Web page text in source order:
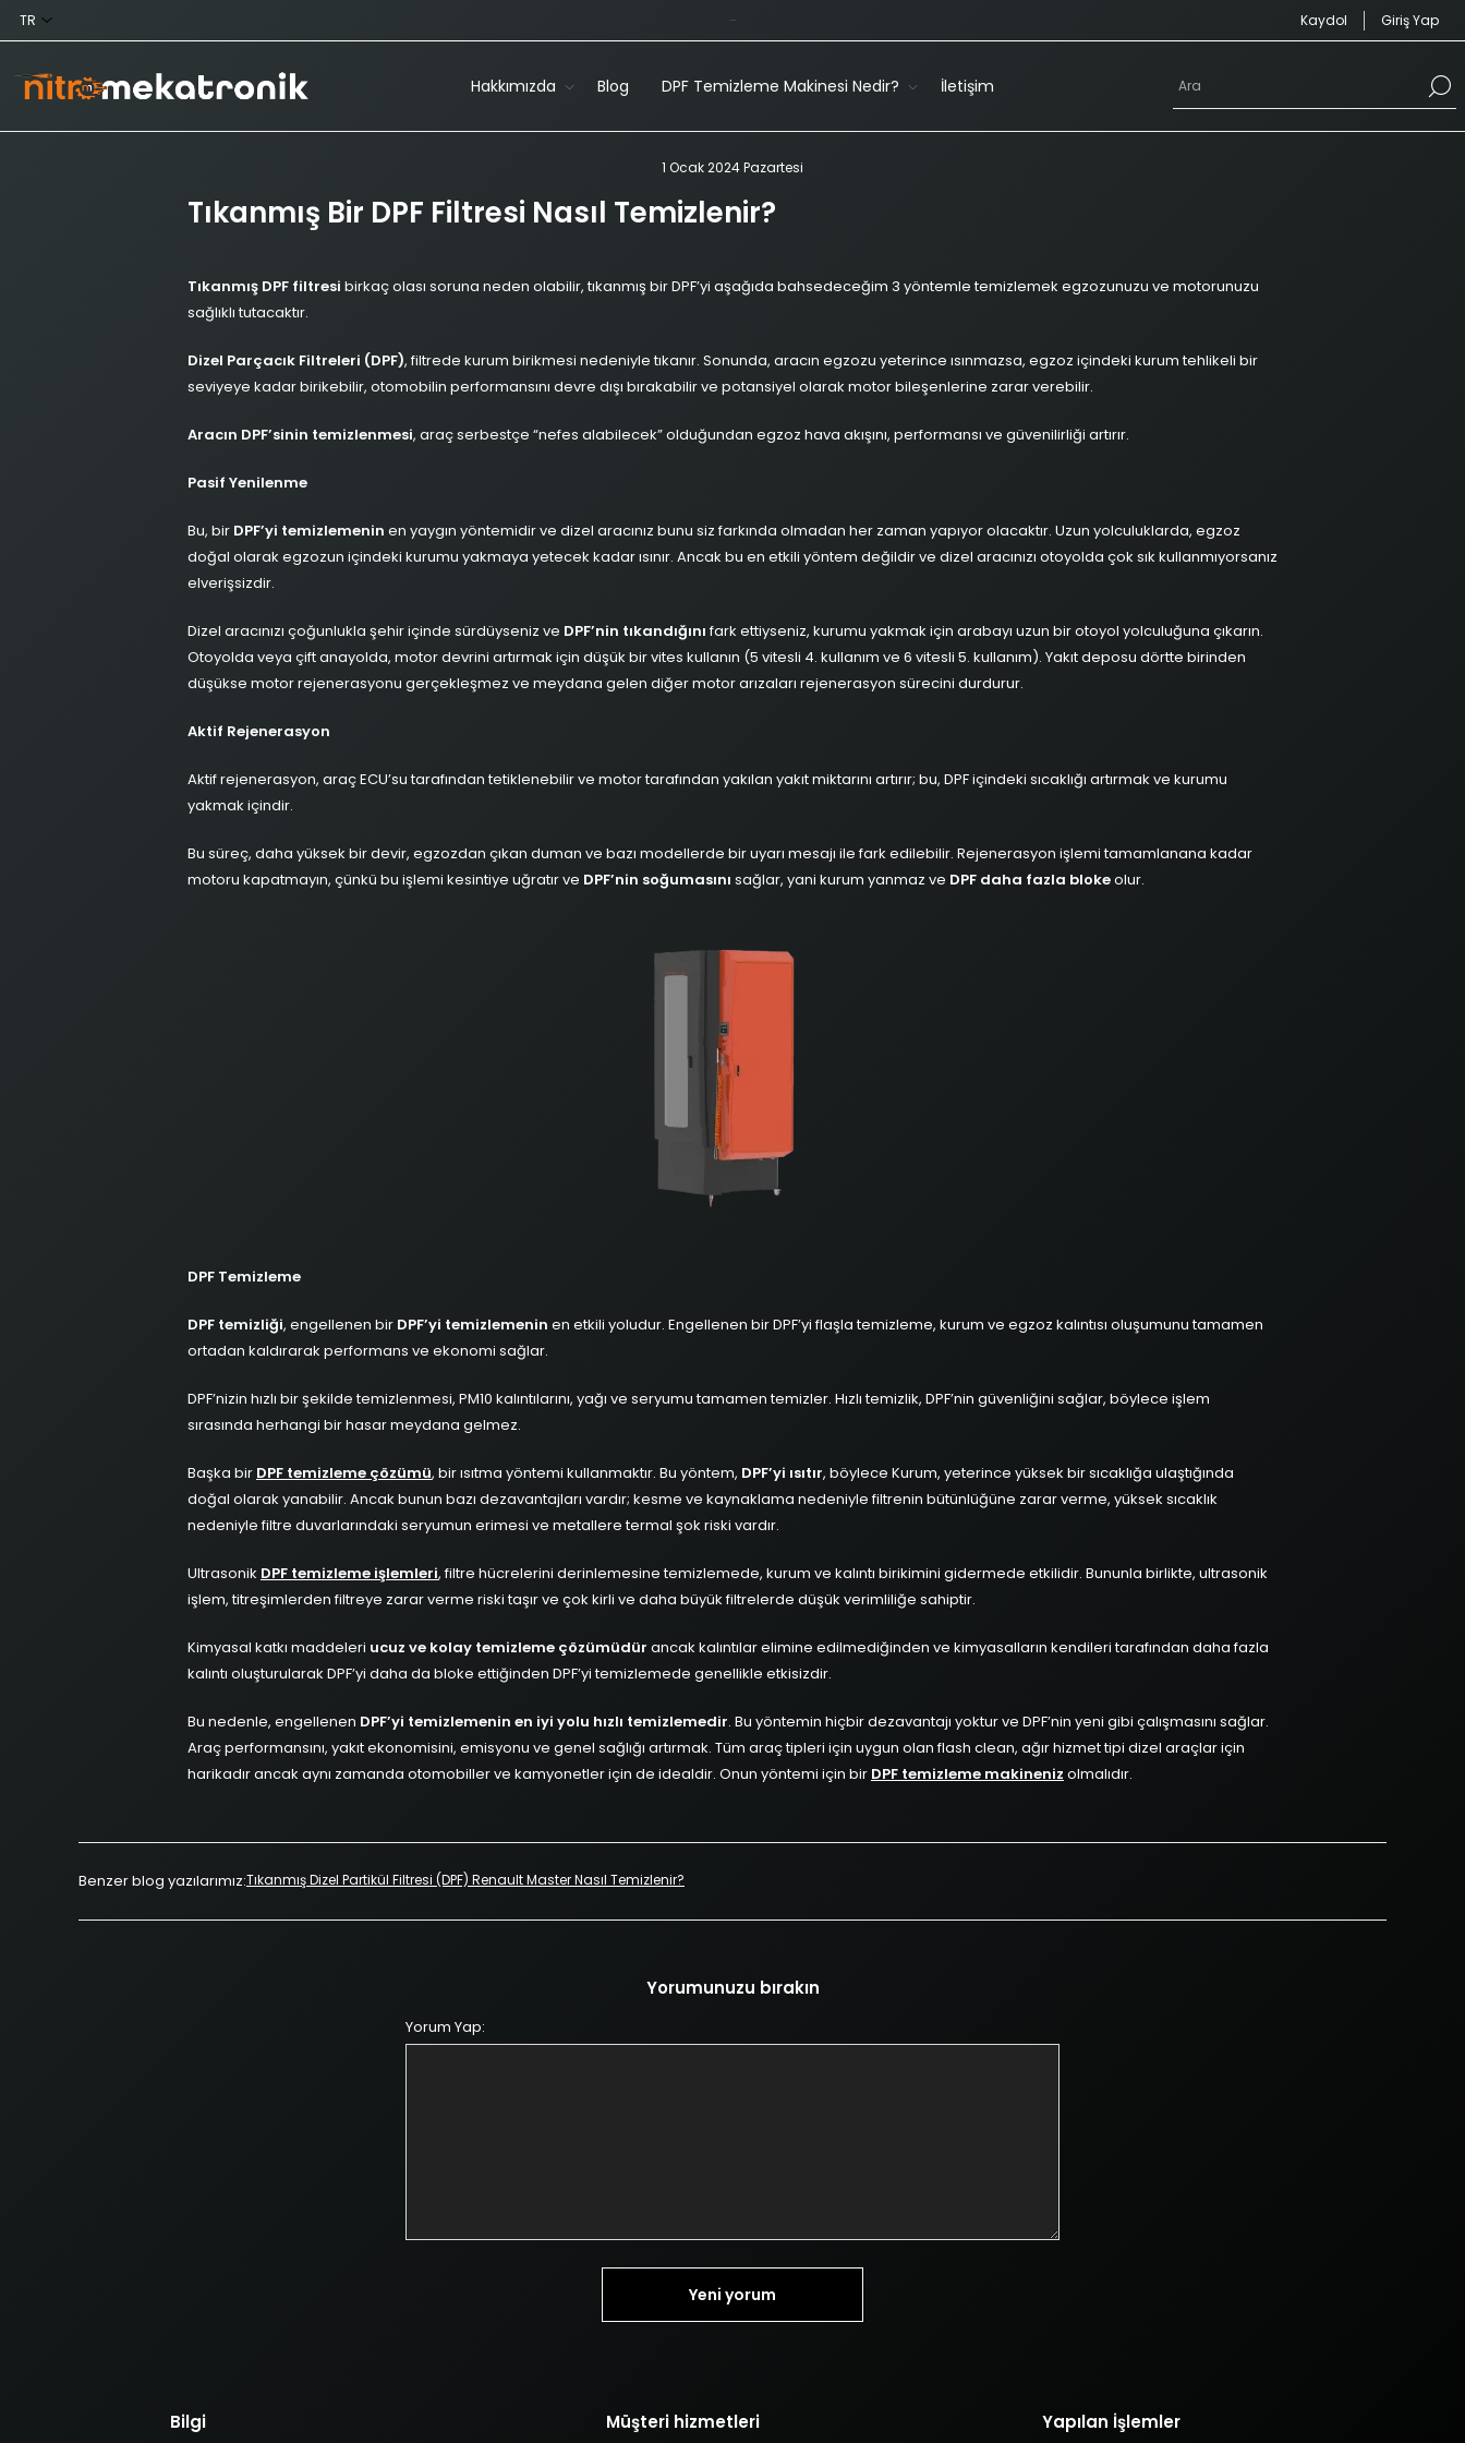
- Kaydol Giriş Yap
Hakkımızda Blog DPF Temizleme Makinesi Nedir? İletişim
1 Ocak 2024 Pazartesi
Tıkanmış Bir DPF Filtresi Nasıl Temizlenir?
Tıkanmış DPF filtresi birkaç olası soruna neden olabilir, tıkanmış bir DPF’yi aşağıda bahsedeceğim 3 yöntemle temizlemek egzozunuzu ve motorunuzu
sağlıklı tutacaktır.
Dizel Parçacık Filtreleri (DPF), filtrede kurum birikmesi nedeniyle tıkanır. Sonunda, aracın egzozu yeterince ısınmazsa, egzoz içindeki kurum tehlikeli bir
seviyeye kadar birikebilir, otomobilin performansını devre dışı bırakabilir ve potansiyel olarak motor bileşenlerine zarar verebilir.
Aracın DPF’sinin temizlenmesi, araç serbestçe “nefes alabilecek” olduğundan egzoz hava akışını, performansı ve güvenilirliği artırır.
Pasif Yenilenme
Bu, bir DPF’yi temizlemenin en yaygın yöntemidir ve dizel aracınız bunu siz farkında olmadan her zaman yapıyor olacaktır. Uzun yolculuklarda, egzoz
doğal olarak egzozun içindeki kurumu yakmaya yetecek kadar ısınır. Ancak bu en etkili yöntem değildir ve dizel aracınızı otoyolda çok sık kullanmıyorsanız
elverişsizdir.
Dizel aracınızı çoğunlukla şehir içinde sürdüyseniz ve DPF’nin tıkandığınıfark ettiyseniz, kurumu yakmak için arabayı uzun bir otoyol yolculuğuna çıkarın.
Otoyolda veya çift anayolda, motor devrini artırmak için düşük bir vites kullanın (5 vitesli 4. kullanım ve 6 vitesli 5. kullanım). Yakıt deposu dörtte birinden
düşükse motor rejenerasyonu gerçekleşmez ve meydana gelen diğer motor arızaları rejenerasyon sürecini durdurur.
Aktif Rejenerasyon
Aktif rejenerasyon, araç ECU’su tarafından tetiklenebilir ve motor tarafından yakılan yakıt miktarını artırır; bu, DPF içindeki sıcaklığı artırmak ve kurumu
yakmak içindir.
Bu süreç, daha yüksek bir devir, egzozdan çıkan duman ve bazı modellerde bir uyarı mesajı ile fark edilebilir. Rejenerasyon işlemi tamamlanana kadar
motoru kapatmayın, çünkü bu işlemi kesintiye uğratır ve DPF’nin soğumasını sağlar, yani kurum yanmaz ve DPF daha fazla blokeolur.
DPF Temizleme
DPF temizliği, engellenen bir DPF’yi temizlemenin en etkili yoludur. Engellenen bir DPF’yi flaşla temizleme, kurum ve egzoz kalıntısı oluşumunu tamamen
ortadan kaldırarak performans ve ekonomi sağlar.
DPF’nizin hızlı bir şekilde temizlenmesi, PM10 kalıntılarını, yağı ve seryumu tamamen temizler. Hızlı temizlik, DPF’nin güvenliğini sağlar, böylece işlem
sırasında herhangi bir hasar meydana gelmez.
Başka bir DPF temizleme çözümü, bir ısıtma yöntemi kullanmaktır. Bu yöntem, DPF’yi ısıtır, böylece Kurum, yeterince yüksek bir sıcaklığa ulaştığında
doğal olarak yanabilir. Ancak bunun bazı dezavantajları vardır; kesme ve kaynaklama nedeniyle filtrenin bütünlüğüne zarar verme, yüksek sıcaklık
nedeniyle filtre duvarlarındaki seryumun erimesi ve metallere termal şok riski vardır.
Ultrasonik DPF temizleme işlemleri, filtre hücrelerini derinlemesine temizlemede, kurum ve kalıntı birikimini gidermede etkilidir. Bununla birlikte, ultrasonik
işlem, titreşimlerden filtreye zarar verme riski taşır ve çok kirli ve daha büyük filtrelerde düşük verimliliğe sahiptir.
Kimyasal katkı maddeleri ucuz ve kolay temizleme çözümüdür ancak kalıntılar elimine edilmediğinden ve kimyasalların kendileri tarafından daha fazla
kalıntı oluşturularak DPF’yi daha da bloke ettiğinden DPF’yi temizlemede genellikle etkisizdir.
Bu nedenle, engellenen DPF’yi temizlemenin en iyi yolu hızlı temizlemedir. Bu yöntemin hiçbir dezavantajı yoktur ve DPF’nin yeni gibi çalışmasını sağlar.
Araç performansını, yakıt ekonomisini, emisyonu ve genel sağlığı artırmak. Tüm araç tipleri için uygun olan flash clean, ağır hizmet tipi dizel araçlar için
harikadır ancak aynı zamanda otomobiller ve kamyonetler için de idealdir. Onun yöntemi için bir DPF temizleme makineniz olmalıdır.
Benzer blog yazılarımız:Tıkanmış Dizel Partikül Filtresi (DPF) Renault Master Nasıl Temizlenir?
Yorumunuzu bırakın
Yorum Yap:
Yeni yorum
Bilgi Müşteri hizmetleri Yapılan İşlemler